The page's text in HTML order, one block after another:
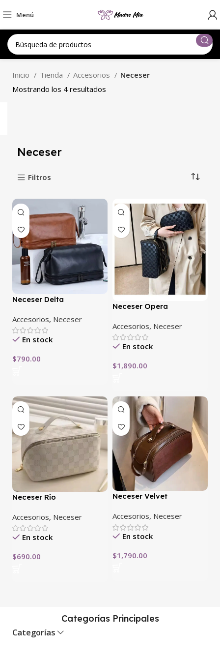
Menú
Inicio Tienda Accesorios
Neceser
Mostrando los 4 resultados
Neceser
Filtros
Neceser Delta
Accesorios, Neceser
En stock
$790.00
Neceser Opera
Accesorios, Neceser
En stock
$1,890.00
Neceser Río
Accesorios, Neceser
En stock
$690.00
Neceser Velvet
Accesorios, Neceser
En stock
$1,790.00
Categorías Principales
Categorías